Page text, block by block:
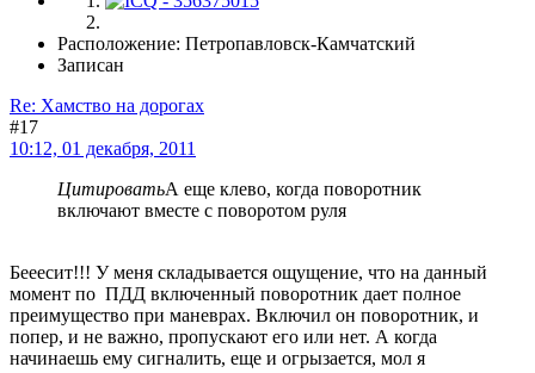
Расположение: Петропавловск-Камчатский
Записан
Re: Хамство на дорогах
#17
10:12, 01 декабря, 2011
ЦитироватьА еще клево, когда поворотник
включают вместе с поворотом руля
Бееесит!!! У меня складывается ощущение, что на данный
момент по ПДД включенный поворотник дает полное
преимущество при маневрах. Включил он поворотник, и
попер, и не важно, пропускают его или нет. А когда
начинаешь ему сигналить, еще и огрызается, мол я